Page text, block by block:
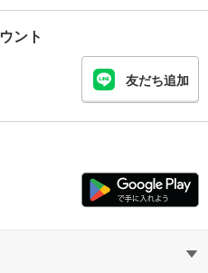
ント
友だち追加